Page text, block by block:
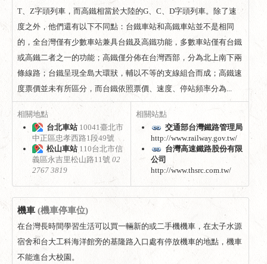
T、Z字頭列車，而高鐵相當於大陸的G、C、D字頭列車。除了速
度之外，他們還有以下不同點：台鐵車站和高鐵車站並不是相同
的，全台灣僅有少數車站兼具台鐵及高鐵功能，多數車站僅有台鐵
或高鐵二者之一的功能；高鐵僅分佈在台灣西部，分為北上南下兩
條線路；台鐵呈現全島大環狀，輔以不等的支線組合而成；高鐵速
度票價並未有所區分，而台鐵依照票價、速度、停站頻率分為...
相關地點
台北車站 10041臺北市
中正區忠孝西路1段49號
松山車站 110台北市信
義區永吉里松山路11號 02
2767 3819
相關站點
交通部台灣鐵路管理局
http://www.railway.gov.tw/
台灣高速鐵路股份有限
公司
http://www.thsrc.com.tw/
機車 (機車停車位)
在台灣長時間學習生活可以買一輛新的或二手機機車，在太子水源
宿舍和台大工科海洋館旁的基隆路入口處有停放機車的地點，機車
不能進台大校園。